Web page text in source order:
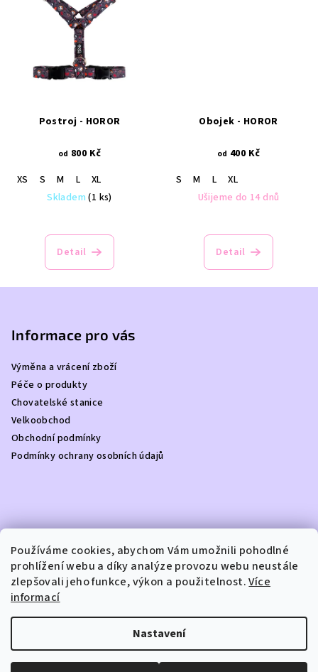
Používáme cookies, abychom Vám umožnili pohodlné
prohlížení webu a díky analýze provozu webu neustále
zlepšovali jeho funkce, výkon a použitelnost.Více
informací
Nastavení
Postroj - HOROR
od 800 Kč
XS
S M L
XL
Skladem(1 ks)
Detail
Obojek - HOROR
od 400 Kč
S
M L
XL
Ušijeme do 14 dnů
Detail
Informace pro vás
Výměna a vrácení zboží
Péče o produkty
Chovatelské stanice
Velkoobchod
Obchodní podmínky
Podmínky ochrany osobních údajů
Kontakt
info @dottydoggie.cz
+420739459984
DOTTY DOGGIE